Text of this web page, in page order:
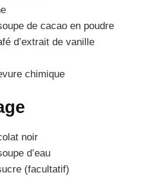
de cacao en poudre
d’extrait de vanille
chimique
noir
d’eau
(facultatif)